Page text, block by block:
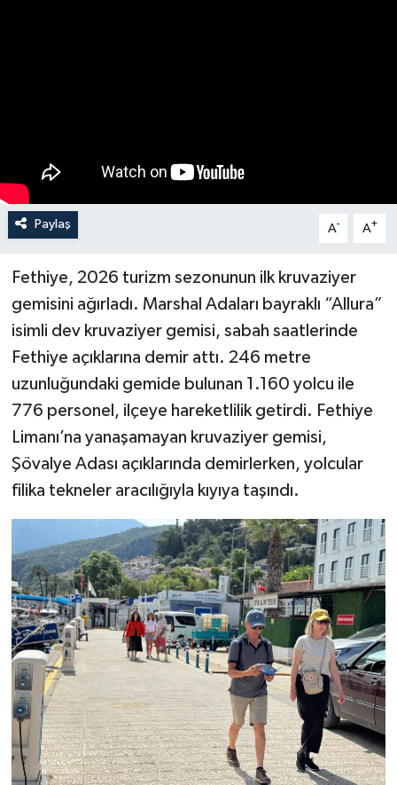
Paylaş A- A+
Fethiye, 2026 turizm sezonunun ilk kruvaziyer
gemisini ağırladı. Marshal Adaları bayraklı “Allura”
isimli dev kruvaziyer gemisi, sabah saatlerinde
Fethiye açıklarına demir attı. 246 metre
uzunluğundaki gemide bulunan 1.160 yolcu ile
776 personel, ilçeye hareketlilik getirdi. Fethiye
Limanı’na yanaşamayan kruvaziyer gemisi,
Şövalye Adası açıklarında demirlerken, yolcular
filika tekneler aracılığıyla kıyıya taşındı.